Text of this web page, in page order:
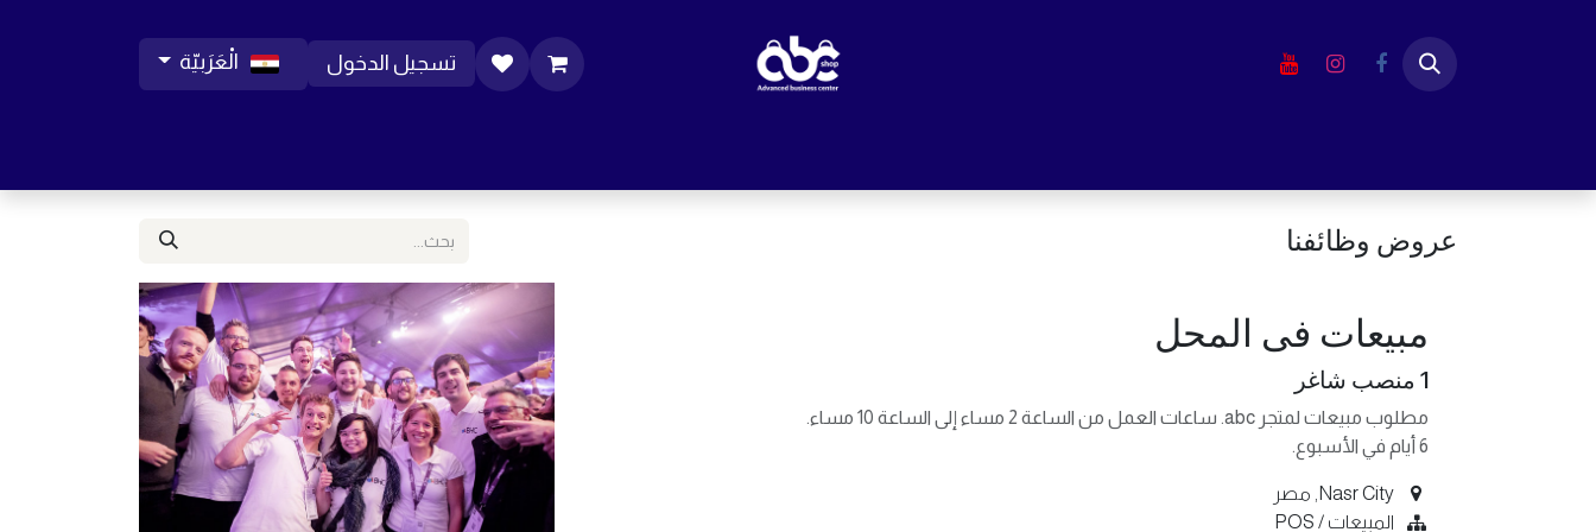
تسجيل الدخول الْعَرَبيّة
عروض وظائفنا
مبيعات فى المحل
1 منصب شاغر
مطلوب مبيعات لمتجر abc. ساعات العمل من الساعة 2 مساء إلى الساعة 10 مساء.
6 أيام في الأسبوع.
Nasr City مصر
المبيعات / POS